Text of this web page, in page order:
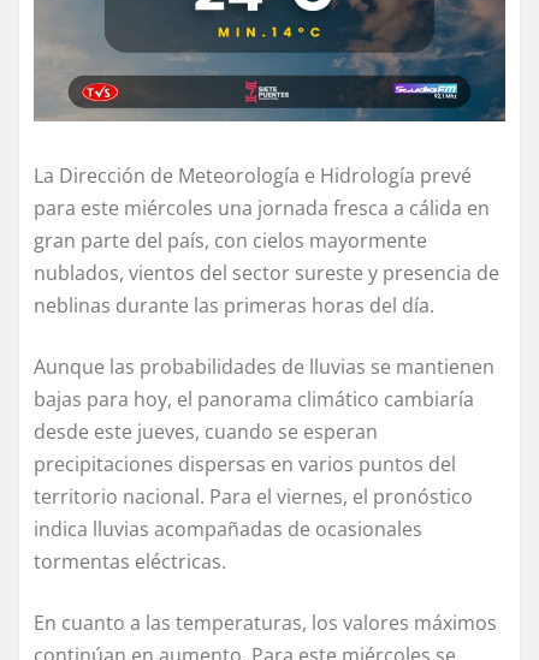
La Dirección de Meteorología e Hidrología prevé
para este miércoles una jornada fresca a cálida en
gran parte del país, con cielos mayormente
nublados, vientos del sector sureste y presencia de
neblinas durante las primeras horas del día.
Aunque las probabilidades de lluvias se mantienen
bajas para hoy, el panorama climático cambiaría
desde este jueves, cuando se esperan
precipitaciones dispersas en varios puntos del
territorio nacional. Para el viernes, el pronóstico
indica lluvias acompañadas de ocasionales
tormentas eléctricas.
En cuanto a las temperaturas, los valores máximos